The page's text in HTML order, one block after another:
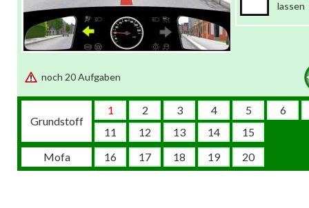
lassen
noch 20 Aufgaben
Grundstoff
1 2 3 4 5
6
11
12 13 14
15
Mofa
16 17 18 19 20